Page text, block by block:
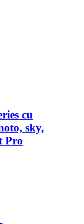
cu
sky,
Pro